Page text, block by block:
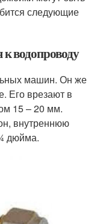
следующие
водопроводу
машин. Он же
Его врезают в
15 – 20 мм.
внутреннюю
дюйма.